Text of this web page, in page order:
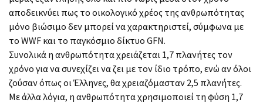
αποδεικνύει πως το οικολογικό χρέος της ανθρωπότητας
μόνο βιώσιμο δεν μπορεί να χαρακτηριστεί, σύμφωνα με
το WWF και το παγκόσμιο δίκτυο GFN.
Συνολικά η ανθρωπότητα χρειάζεται 1,7 πλανήτες τον
χρόνο για να συνεχίζει να ζει με τον ίδιο τρόπο, ενώ αν όλοι
ζούσαν όπως οι Έλληνες, θα χρειαζόμασταν 2,5 πλανήτες.
Με άλλα λόγια, η ανθρωπότητα χρησιμοποιεί τη φύση 1,7